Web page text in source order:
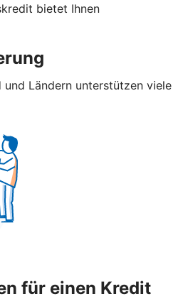
bietet Ihnen
Ländern unterstützen viele
für einen Kredit